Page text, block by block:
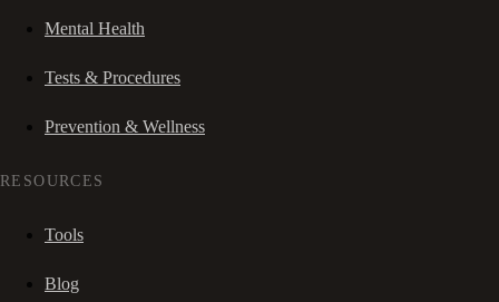
Mental Health
Tests & Procedures
Prevention & Wellness
RESOURCES
Tools
Blog